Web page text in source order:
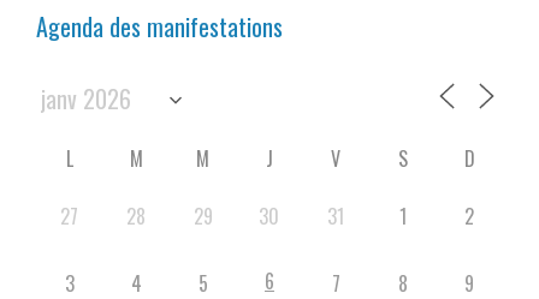
Agenda des manifestations
L M M J V S
D
27
28 29 30 31 1 2
3 4 5 6 7 8 9